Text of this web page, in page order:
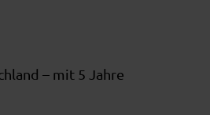
– mit 5 Jahre